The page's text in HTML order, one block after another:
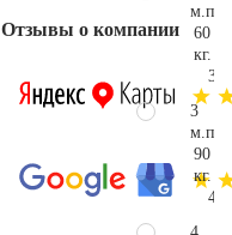
Отзывы о компании
м.п.
60
кг.
3
м.п.
90
кг.